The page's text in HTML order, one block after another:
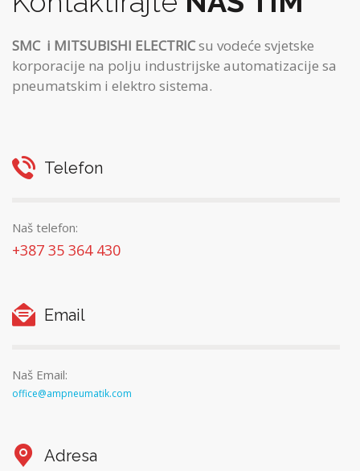
SMC i MITSUBISHI ELECTRICsu vodeće svjetske
korporacije na polju industrijske automatizacije sa
pneumatskim i elektro sistema.
Telefon
Naš telefon:
+387 35 364 430
Email
Naš Email:
office@ampneumatik.com
Adresa